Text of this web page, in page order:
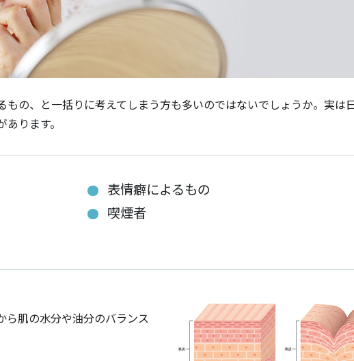
もの、と一括りに考えてしまう方も多いのではないでしょうか。実は
ります。
表情癖によるもの
喫煙者
ら肌の水分や油分のバランス